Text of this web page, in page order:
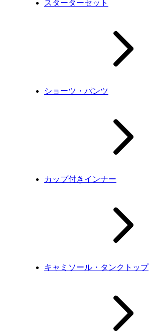
スターターセット
ショーツ・パンツ
カップ付きインナー
キャミソール・タンクトップ